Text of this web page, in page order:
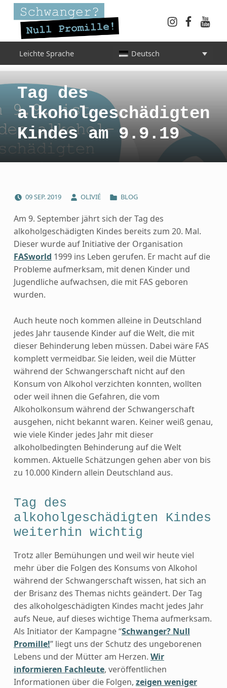
INFORMATIONEN FÜR SCHWANGERE, WERDENDE MÜTTER UND ALLE, DIE SIE IN DER SCHWANGERSCHAFT BEGLEITEN
Leichte Sprache Deutsch
Tag des
alkoholgeschädigten
Kindes am 9.9.19
09SEP.2019 OLIVIÉ BLOG
Am 9. September jährt sich der Tag des
alkoholgeschädigten Kindes bereits zum 20. Mal.
Dieser wurde auf Initiative der Organisation
FASworld 1999 ins Leben gerufen. Er macht auf die
Probleme aufmerksam, mit denen Kinder und
Jugendliche aufwachsen, die mit FAS geboren
wurden.
Auch heute noch kommen alleine in Deutschland
jedes Jahr tausende Kinder auf die Welt, die mit
dieser Behinderung leben müssen. Dabei wäre FAS
komplett vermeidbar. Sie leiden, weil die Mütter
während der Schwangerschaft nicht auf den
Konsum von Alkohol verzichten konnten, wollten
oder weil ihnen die Gefahren, die vom
Alkoholkonsum während der Schwangerschaft
ausgehen, nicht bekannt waren. Keiner weiß genau,
wie viele Kinder jedes Jahr mit dieser
alkoholbedingten Behinderung auf die Welt
kommen. Aktuelle Schätzungen gehen aber von bis
zu 10.000 Kindern allein Deutschland aus.
Tag des
alkoholgeschädigten Kindes
weiterhin wichtig
Trotz aller Bemühungen und weil wir heute viel
mehr über die Folgen des Konsums von Alkohol
während der Schwangerschaft wissen, hat sich an
der Brisanz des Themas nichts geändert. Der Tag
des alkoholgeschädigten Kindes macht jedes Jahr
aufs Neue, auf dieses wichtige Thema aufmerksam.
Als Initiator der Kampagne “Schwanger? Null
Promille!” liegt uns der Schutz des ungeborenen
Lebens und der Mütter am Herzen. Wir
informieren Fachleute, veröffentlichen
Informationen über die Folgen, zeigen weniger